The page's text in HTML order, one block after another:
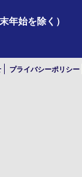
年始を除く）
プライバシーポリシー